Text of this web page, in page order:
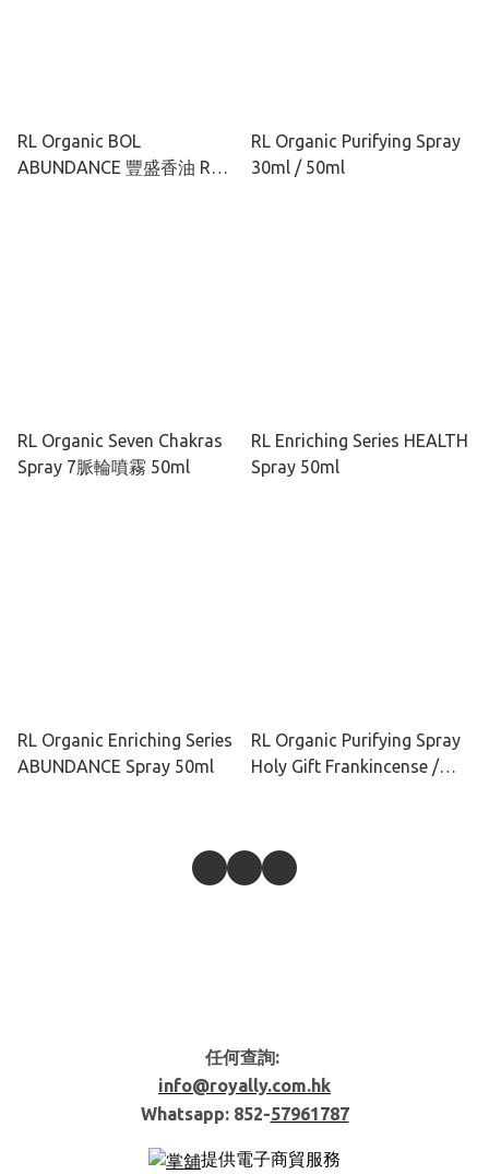
RL Organic BOL
ABUNDANCE 豐盛香油 Roll-
RL Organic Purifying Spray
30ml / 50ml
RL Organic Seven Chakras
Spray 7脈輪噴霧 50ml
RL Enriching Series HEALTH
Spray 50ml
RL Organic Enriching Series
ABUNDANCE Spray 50ml
RL Organic Purifying Spray
Holy Gift Frankincense /
任何查詢:
info@royally.com.hk
Whatsapp: 852-57961787
提供電子商貿服務